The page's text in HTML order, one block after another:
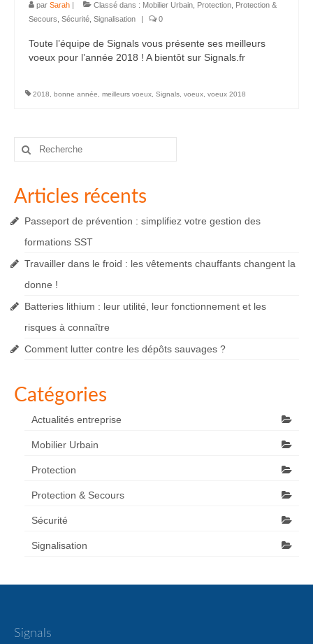
par Sarah | Classé dans : Mobilier Urbain Protection Protection &
Secours Sécurité Signalisation | 0
Toute l’équipe de Signals vous présente ses meilleurs
voeux pour l’année 2018 ! A bientôt sur Signals.fr
2018 bonne année meilleurs voeux Signals voeux voeux 2018
Rechercher
Articles récents
Passeport de prévention : simplifiez votre gestion des
formations SST
Travailler dans le froid : les vêtements chauffants changent la
donne !
Batteries lithium : leur utilité, leur fonctionnement et les
risques à connaître
Comment lutter contre les dépôts sauvages ?
Catégories
Actualités entreprise
Mobilier Urbain
Protection
Protection & Secours
Sécurité
Signalisation
Signals